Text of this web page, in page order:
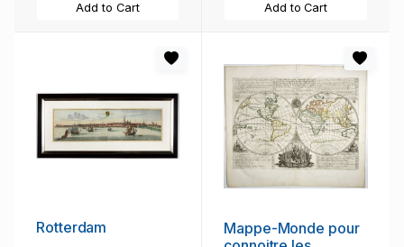
Add to Cart Add to Cart
Rotterdam
Mappe-Monde pour